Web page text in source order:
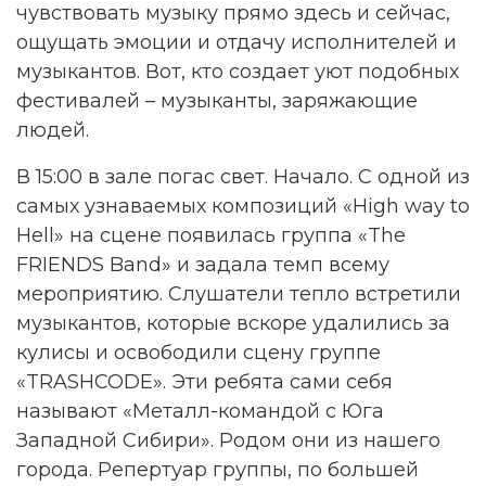
чувствовать музыку прямо здесь и сейчас,
ощущать эмоции и отдачу исполнителей и
музыкантов. Вот, кто создает уют подобных
фестивалей – музыканты, заряжающие
людей.
В 15:00 в зале погас свет. Начало. С одной из
самых узнаваемых композиций «High way to
Hell» на сцене появилась группа «The
FRIENDS Band» и задала темп всему
мероприятию. Слушатели тепло встретили
музыкантов, которые вскоре удалились за
кулисы и освободили сцену группе
«TRASHCODE». Эти ребята сами себя
называют «Металл-командой с Юга
Западной Сибири». Родом они из нашего
города. Репертуар группы, по большей